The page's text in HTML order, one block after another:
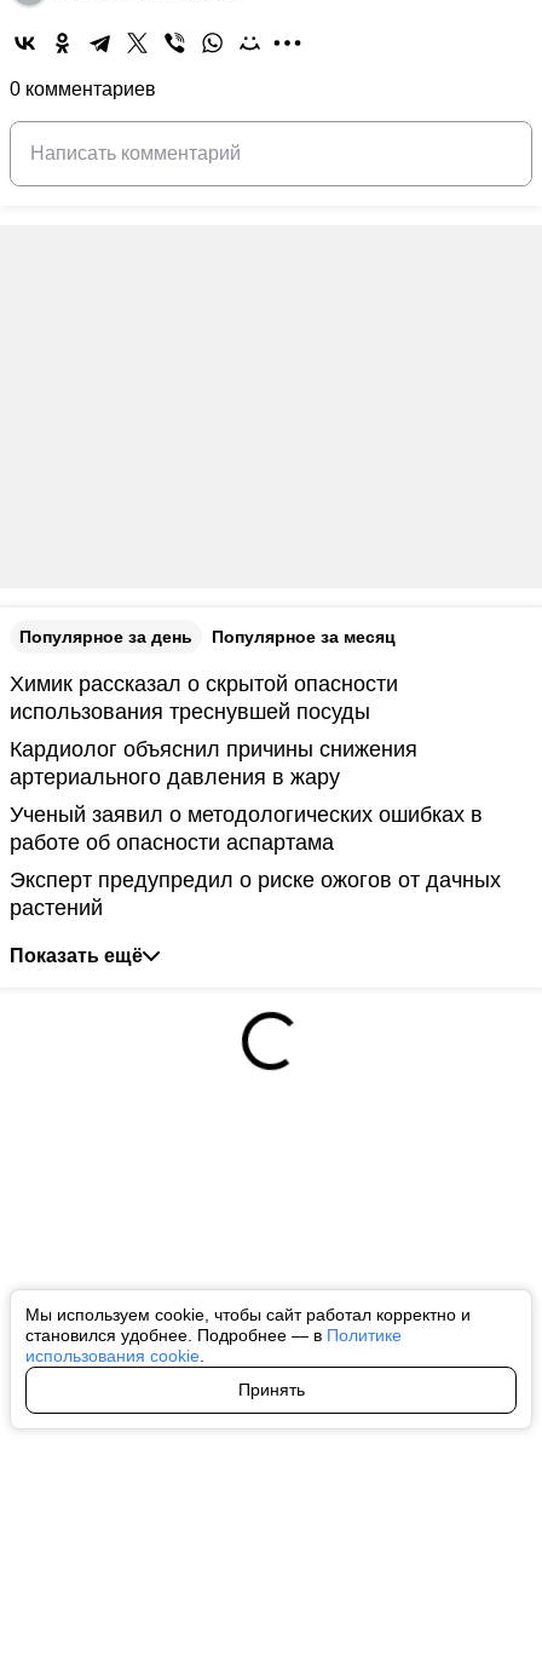
Мы используем cookie, чтобы сайт работал корректно и
становился удобнее. Подробнее — в Политике
использования cookie
Принять
0 комментариев
Популярное за день Популярное за месяц
Химик рассказал о скрытой опасности
использования треснувшей посуды
Кардиолог объяснил причины снижения
артериального давления в жару
Ученый заявил о методологических ошибках в
работе об опасности аспартама
Эксперт предупредил о риске ожогов от дачных
растений
Показать ещё